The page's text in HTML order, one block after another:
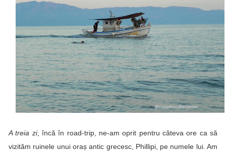
A treia zi, încă în road-trip, ne-am oprit pentru câteva ore ca să
vizităm ruinele unui oraș antic grecesc, Phillipi, pe numele lui. Am